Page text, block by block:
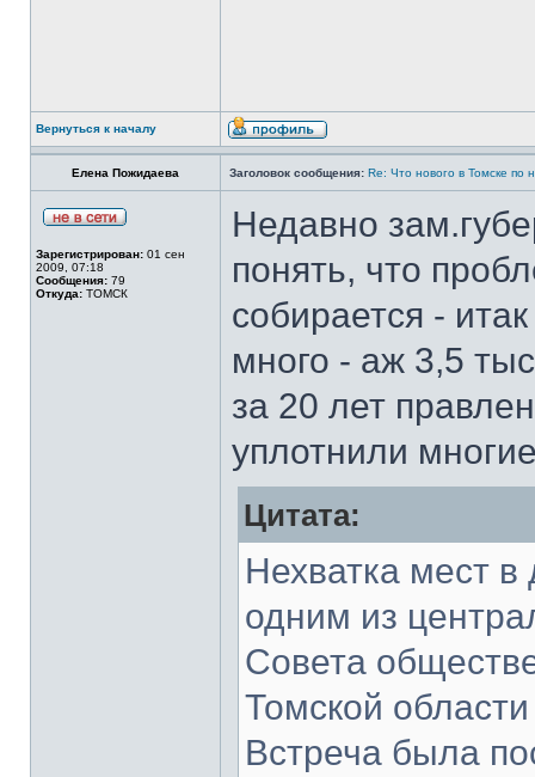
Вернуться к началу
Елена Пожидаева Заголовок сообщения: Re: Что нового в Томске по
Зарегистрирован: 01 сен
2009, 07:18
Сообщения: 79
Откуда: ТОМСК
Недавно
понять, что
собирается -
много - аж 3,5
за 20 лет
уплотнили
Цитата:
Нехватка мест в
одним из
Совета
Томской области
Встреча была